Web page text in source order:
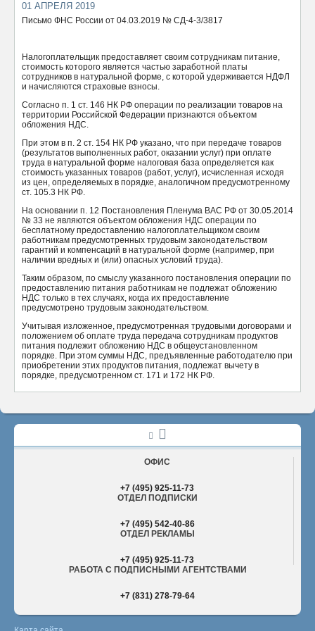
01 АПРЕЛЯ 2019
Письмо ФНС России от 04.03.2019 № СД-4-3/3817
Налогоплательщик предоставляет своим сотрудникам питание,
стоимость которого является частью заработной платы
сотрудников в натуральной форме, с которой удерживается НДФЛ
и начисляются страховые взносы.
Согласно п. 1 ст. 146 НК РФ операции по реализации товаров на
территории Российской Федерации признаются объектом
обложения НДС.
При этом в п. 2 ст. 154 НК РФ указано, что при передаче товаров
(результатов выполненных работ, оказании услуг) при оплате
труда в натуральной форме налоговая база определяется как
стоимость указанных товаров (работ, услуг), исчисленная исходя
из цен, определяемых в порядке, аналогичном предусмотренному
ст. 105.3 НК РФ.
На основании п. 12 Постановления Пленума ВАС РФ от 30.05.2014
№ 33 не являются объектом обложения НДС операции по
бесплатному предоставлению налогоплательщиком своим
работникам предусмотренных трудовым законодательством
гарантий и компенсаций в натуральной форме (например, при
наличии вредных и (или) опасных условий труда).
Таким образом, по смыслу указанного постановления операции по
предоставлению питания работникам не подлежат обложению
НДС только в тех случаях, когда их предоставление
предусмотрено трудовым законодательством.
Учитывая изложенное, предусмотренная трудовыми договорами и
положением об оплате труда передача сотрудникам продуктов
питания подлежит обложению НДС в общеустановленном
порядке. При этом суммы НДС, предъявленные работодателю при
приобретении этих продуктов питания, подлежат вычету в
порядке, предусмотренном ст. 171 и 172 НК РФ.
ОФИС
+7 (495) 925-11-73
ОТДЕЛ ПОДПИСКИ
+7 (495) 542-40-86
ОТДЕЛ РЕКЛАМЫ
+7 (495) 925-11-73
РАБОТА С ПОДПИСНЫМИ АГЕНТСТВАМИ
+7 (831) 278-79-64
ОТПРАВИТЬ